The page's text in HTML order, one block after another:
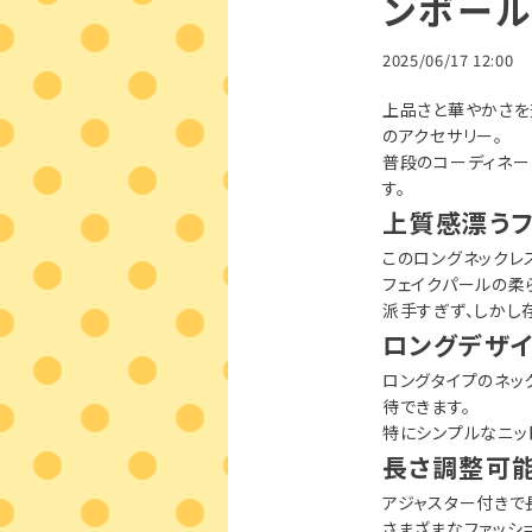
2025/06/17 12:00
上品さと華やかさを
のアクセサリー。
普段のコーディネ
す。
上質感漂う
このロングネック
フェイクパールの
派手すぎず、しかし
ロングデザ
ロングタイプのネッ
待できます。
特にシンプルなニッ
長さ調整可
アジャスター付きで